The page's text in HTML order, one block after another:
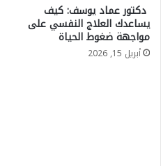
دكتور عماد يوسف: كيف
يساعدك العلاج النفسي على
مواجهة ضغوط الحياة
أبريل 15, 2026